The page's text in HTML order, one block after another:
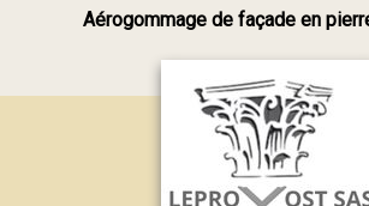
Aérogommage de façade en